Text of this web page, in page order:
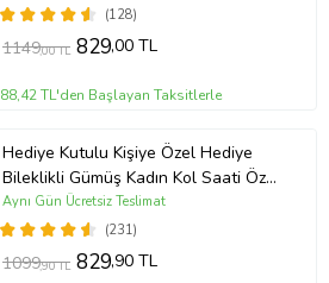
(128)
1149,00 TL 829,00 TL
88,42 TL'den Başlayan Taksitlerle
Hediye Kutulu Kişiye Özel Hediye
Bileklikli Gümüş Kadın Kol Saati Özel
Kutusunda (Gümüş)
(231)
Aynı Gün Ücretsiz Teslimat
1099,90 TL 829,90 TL